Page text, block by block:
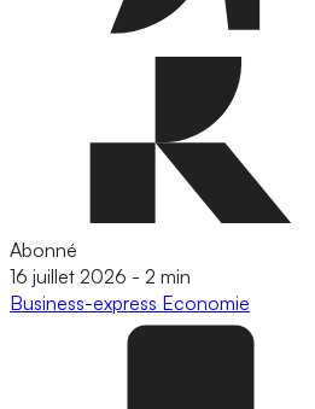
Abonné
16 juillet 2026 - 2 min
Business-express Economie